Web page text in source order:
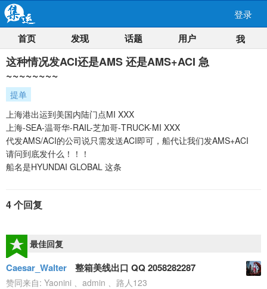
登录
首页 发现 话题 用户 我
这种情况发ACI还是AMS 还是AMS+ACI 急
~~~~~~~~
提单
上海港出运到美国内陆门点MI XXX
上海-SEA-温哥华-RAIL-芝加哥-TRUCK-MI XXX
代发AMS/ACI的公司说只需发送ACI即可，船代让我们发AMS+ACI
请问到底发什么！！！
船名是HYUNDAI GLOBAL 这条
4 个回复
最佳回复
Caesar_Walter 整箱美线出口 QQ 2058282287
赞同来自: Yaonini 、 admin 、 路人123